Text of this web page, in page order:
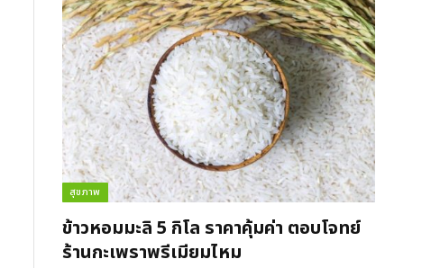
สุขภาพ
ข้าวหอมมะลิ 5 กิโล ราคาคุ้มค่า ตอบโจทย์
ร้านกะเพราพรีเมียมไหม